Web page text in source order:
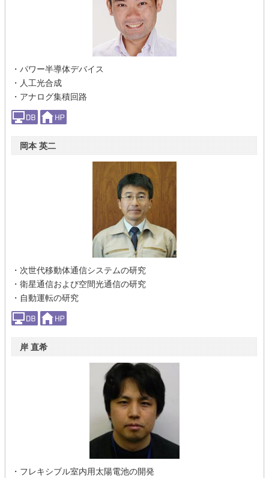
・パワー半導体デバイス
・人工光合成
・アナログ集積回路
岡本 英二
・次世代移動体通信システムの研究
・衛星通信および空間光通信の研究
・自動運転の研究
岸 直希
・フレキシブル室内用太陽電池の開発